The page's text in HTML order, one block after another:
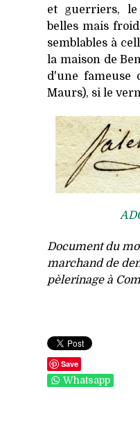
et guerriers,
belles mais
semblables à
la maison de
d'une fameuse
Maurs), si le
Document du
marchand de
pèlerinage à
Save
Whatsapp